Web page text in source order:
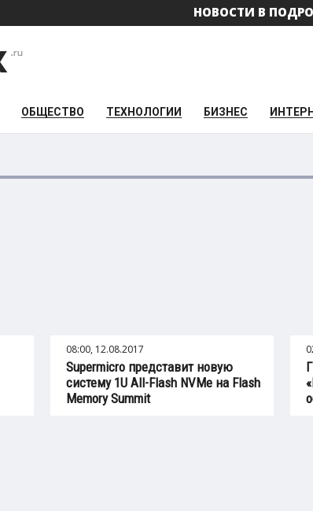
НОВОСТИ В
ОБЩЕСТВО ТЕХНОЛОГИИ БИЗНЕС
08:00, 12.08.2017
Supermicro представит новую
систему 1U All-Flash NVMe на Flash
Memory Summit